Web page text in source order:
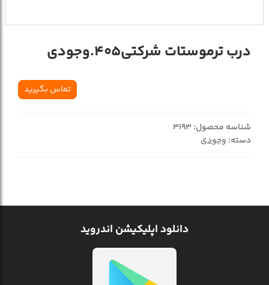
درب ترموستات شرکتي405.وجودي
تماس بگیرید
شناسه محصول:3193
دسته: وجودی
دانلود اپلیکیشن اندروید